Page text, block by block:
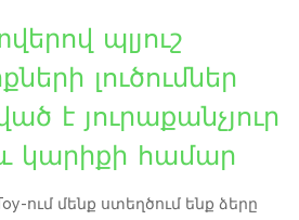
պլյուշ
լուծումներ
է յուրաքանչյուր
կարիքի համար
ում մենք ստեղծում ենք ձերը